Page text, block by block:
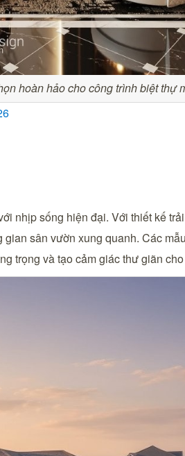
hoàn hảo cho công trình biệt thự
nhịp sống hiện đại. Với thiết kế
sân vườn xung quanh. Các
trọng và tạo cảm giác thư giãn